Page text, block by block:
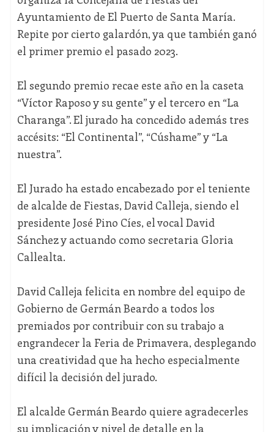
Ayuntamiento de El Puerto de Santa María.
Repite por cierto galardón, ya que también ganó
el primer premio el pasado 2023.
El segundo premio recae este año en la caseta
“Víctor Raposo y su gente” y el tercero en “La
Charanga”. El jurado ha concedido además tres
accésits: “El Continental”, “Cúshame” y “La
nuestra”.
El Jurado ha estado encabezado por el teniente
de alcalde de Fiestas, David Calleja, siendo el
presidente José Pino Cíes, el vocal David
Sánchez y actuando como secretaria Gloria
Callealta.
David Calleja felicita en nombre del equipo de
Gobierno de Germán Beardo a todos los
premiados por contribuir con su trabajo a
engrandecer la Feria de Primavera, desplegando
una creatividad que ha hecho especialmente
difícil la decisión del jurado.
El alcalde Germán Beardo quiere agradecerles
su implicación y nivel de detalle en la